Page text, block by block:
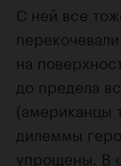
С ней все
на
до предела
(американцы
дилеммы
упрощены. В